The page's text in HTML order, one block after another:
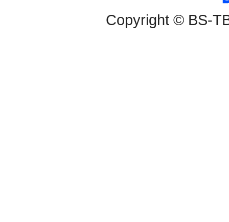
Copyright © BS-